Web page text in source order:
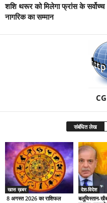
शशि थरूर को मिलेगा फ्रांस के सर्वोच्च
नागरिक का सम्मान
संबंधित लेख
खास ख़बर
8 अगस्त 2026 का राशिफल
देश-विदेश
बलूचिस्तान-